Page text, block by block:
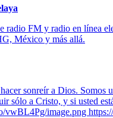
radio FM y radio en línea
México y más allá.
sonreír a Dios. Somos
sólo a Cristo, y si usted
vwBL4Pg/image.png